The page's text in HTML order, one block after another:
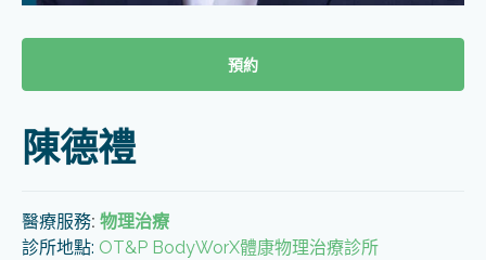
預約
陳德禮
醫療服務: 物理治療
診所地點: OT&P BodyWorX體康物理治療診所